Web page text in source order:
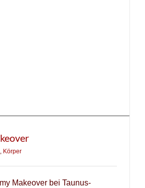
, Körper
Makeover bei Taunus-